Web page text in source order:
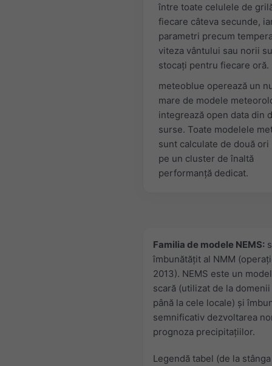
între toate celulele de
fiecare câteva secunde,
parametri precum
viteza vântului sau norii
stocaţi pentru fiecare oră.
meteoblue operează un
mare de modele
integrează open data din
surse. Toate modelele
sunt calculate de două ori
pe un cluster de înaltă
performanţă dedicat.
Familia de modele NEMS:
îmbunătăţit al NMM
2013). NEMS este un
scară (utilizat de la
până la cele locale) şi
semnificativ dezvoltarea
prognoza precipitaţiilor.
Legendă tabel (de la